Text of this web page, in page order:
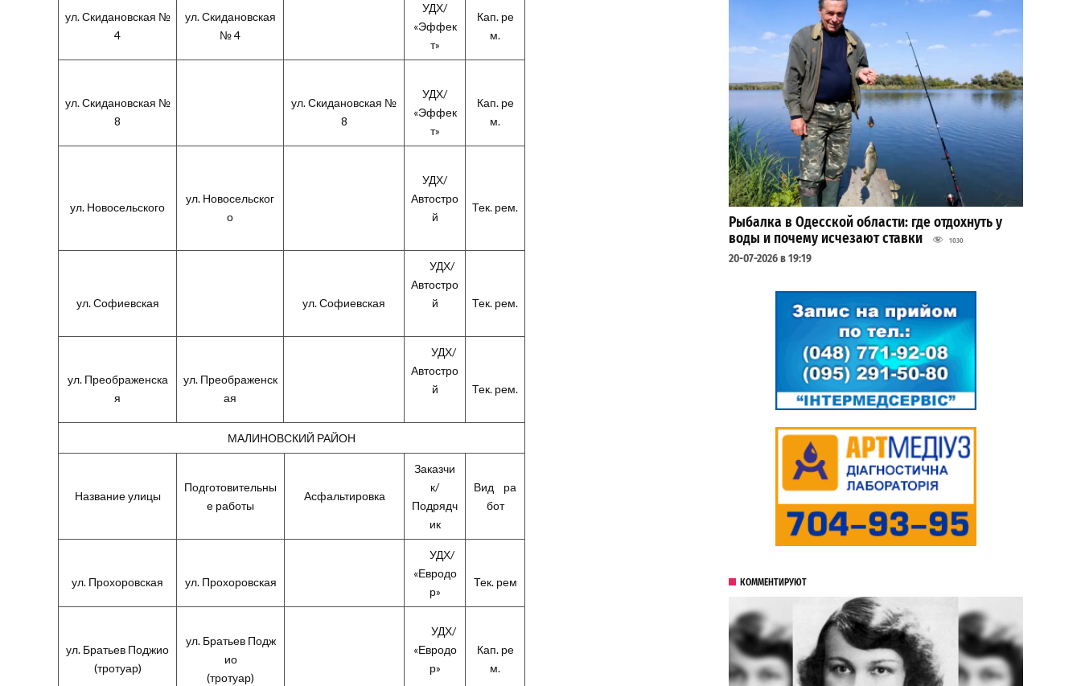
ул. Скидановская №
4
ул. Скидановская
№ 4
УДХ/
«Эффек
т»
Кап. ре
м.
ул. Скидановская №
8
ул. Скидановская №
8
УДХ/
«Эффек
т»
Кап. ре
м.
ул. Новосельского
ул. Новосельског
о
УДХ/
Автостро
й
Тек. рем.
ул. Софиевская ул. Софиевская
УДХ/
Автостро
й
Тек. рем.
ул. Преображенска
я
ул. Преображенск
ая
УДХ/
Автостро
й
Тек. рем.
МАЛИНОВСКИЙ РАЙОН
Название улицы
Подготовительны
е работы
Асфальтировка
Заказчи
к/
Подрядч
ик
Вид ра
бот
ул. Прохоровская ул. Прохоровская
УДХ/
«Евродо
р»
Тек. рем
ул. Братьев Поджио
(тротуар)
ул. Братьев Подж
ио
(тротуар)
УДХ/
«Евродо
р»
Кап. ре
м.
Рыбалка в Одесской области: где отдохнуть у
воды и почему исчезают ставки
1030
20-07-2026 в 19:19
КОММЕНТИРУЮТ